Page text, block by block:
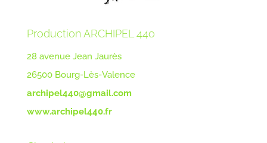
Production ARCHIPEL 44o
28 avenue Jean Jaurès
26500 Bourg-Lès-Valence
archipel440@gmail.com
www.archipel440.fr